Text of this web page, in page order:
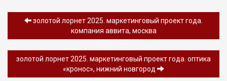
золотой лорнет 2025. маркетинговый проект года.
компания аввита, москва
золотой лорнет 2025. маркетинговый проект года. оптика
«кронос», нижний новгород